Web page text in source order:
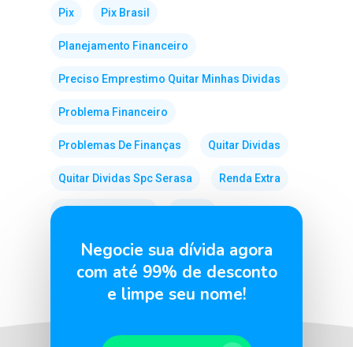
Pix Pix Brasil
Planejamento Financeiro
Preciso Emprestimo Quitar Minhas Dividas
Problema Financeiro
Problemas De Finanças Quitar Dividas
Quitar Dividas Spc Serasa Renda Extra
Sair Do Vermelho
Semana Do Consumidor Venda Direta
Negocie sua dívida agora
com até 99% de desconto
e limpe seu nome!